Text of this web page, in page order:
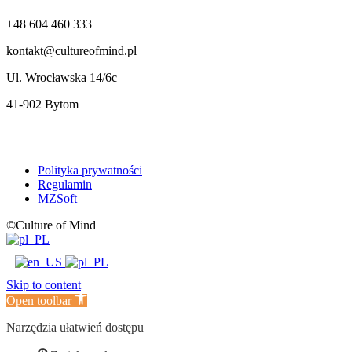
+48 604 460 333
kontakt@cultureofmind.pl
Ul. Wrocławska 14/6c
41-902 Bytom
Polityka prywatności
Regulamin
MZSoft
©Culture of Mind
Skip to content
Open toolbar
Narzędzia ułatwień dostępu